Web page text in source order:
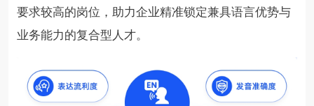
要求较高的岗位，助力企业精准锁定兼具语言优势与
业务能力的复合型人才。